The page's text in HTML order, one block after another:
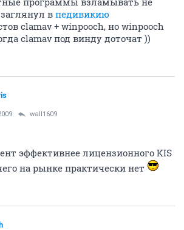
в педивикию
clamav + winpooch, но winpooch
clamav под винду доточат ))
wall1609
эффективнее лицензионного KIS
на рынке практически нет